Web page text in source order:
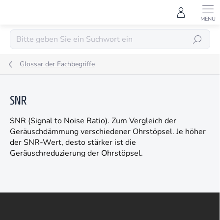
SUCHEN
Glossar der Fachbegriffe
SNR
SNR (Signal to Noise Ratio). Zum Vergleich der
Geräuschdämmung verschiedener Ohrstöpsel. Je höher
der SNR-Wert, desto stärker ist die
Geräuschreduzierung der Ohrstöpsel.